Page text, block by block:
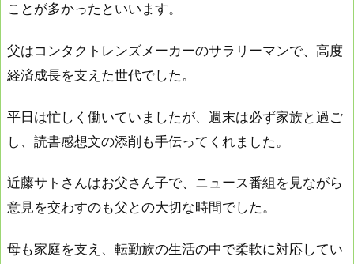
ことが多かったといいます。
父はコンタクトレンズメーカーのサラリーマンで、高度
経済成長を支えた世代でした。
平日は忙しく働いていましたが、週末は必ず家族と過ご
し、読書感想文の添削も手伝ってくれました。
近藤サトさんはお父さん子で、ニュース番組を見ながら
意見を交わすのも父との大切な時間でした。
母も家庭を支え、転勤族の生活の中で柔軟に対応してい